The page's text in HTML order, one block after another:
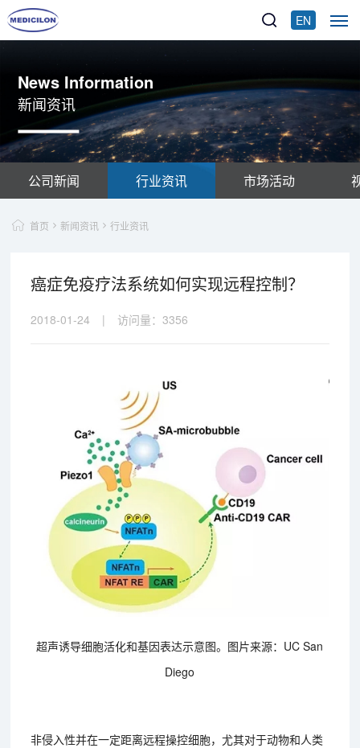
EN
News Information
新闻资讯
公司新闻 行业资讯 市场活动
首页 新闻资讯 行业资讯
癌症免疫疗法系统如何实现远程控制？
2018-01-24 | 访问量：3356
超声诱导细胞活化和基因表达示意图。图片来源：UC San
Diego
非侵入性并在一定距离远程操控细胞，尤其对于动物和人类